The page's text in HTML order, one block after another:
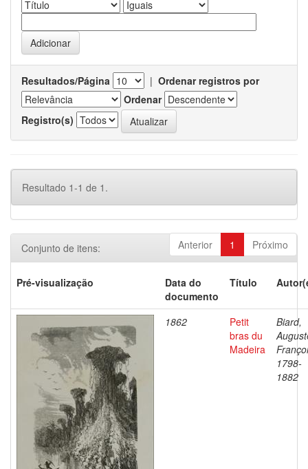
Resultados/Página | Ordenar registros por
Ordenar
Registro(s)
Resultado 1-1 de 1.
Anterior 1 Próximo
Conjunto de itens:
Pré-visualização
Data do
documento
Título
1862
Petit
bras du
Madeira
Biard,
1798-
1882